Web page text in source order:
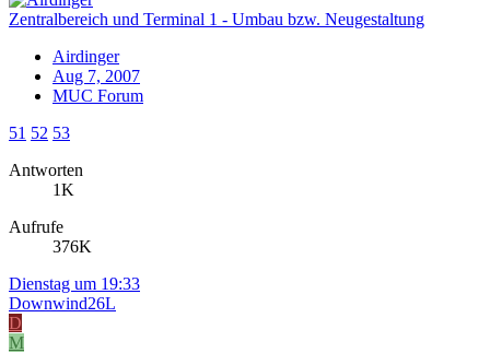
Zentralbereich und Terminal 1 - Umbau bzw. Neugestaltung
Airdinger
Aug 7, 2007
MUC Forum
51 52 53
Antworten
1K
Aufrufe
376K
Dienstag um 19:33
Downwind26L
D
M